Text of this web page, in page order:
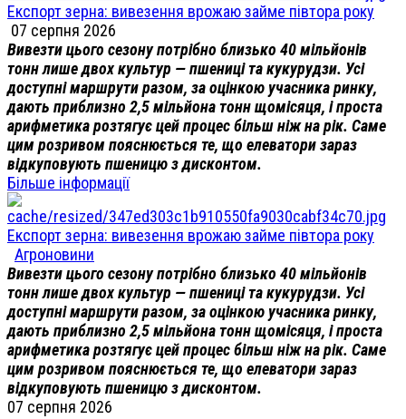
Експорт зерна: вивезення врожаю займе півтора року
07 серпня 2026
Вивезти цього сезону потрібно близько 40 мільйонів
тонн лише двох культур — пшениці та кукурудзи. Усі
доступні маршрути разом, за оцінкою учасника ринку,
дають приблизно 2,5 мільйона тонн щомісяця, і проста
арифметика розтягує цей процес більш ніж на рік. Саме
цим розривом пояснюється те, що елеватори зараз
відкуповують пшеницю з дисконтом.
Більше інформації
Експорт зерна: вивезення врожаю займе півтора року
Агроновини
Вивезти цього сезону потрібно близько 40 мільйонів
тонн лише двох культур — пшениці та кукурудзи. Усі
доступні маршрути разом, за оцінкою учасника ринку,
дають приблизно 2,5 мільйона тонн щомісяця, і проста
арифметика розтягує цей процес більш ніж на рік. Саме
цим розривом пояснюється те, що елеватори зараз
відкуповують пшеницю з дисконтом.
07 серпня 2026